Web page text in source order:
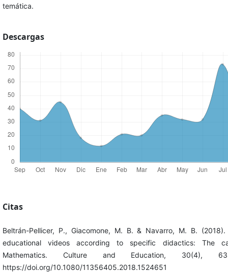
temática.
Descargas
Citas
Beltrán-Pellicer, P., Giacomone, M. B. & Navarro, M. B. (2018).
educational videos according to specific didactics: The
Mathematics. Culture and Education, 30(4),
https://doi.org/10.1080/11356405.2018.1524651